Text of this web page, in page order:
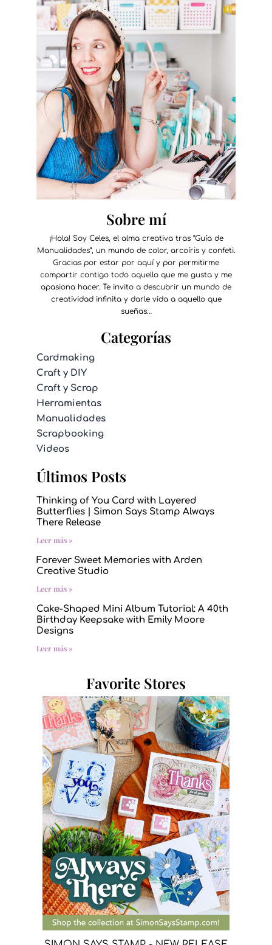
Sobre mí
¡Hola! Soy Celes, el alma creativa tras “Guía de
Manualidades”, un mundo de color, arcoíris y confeti.
Gracias por estar por aquí y por permitirme
compartir contigo todo aquello que me gusta y me
apasiona hacer. Te invito a descubrir un mundo de
creatividad infinita y darle vida a aquello que
sueñas…
Categorías
Cardmaking
Craft y DIY
Craft y Scrap
Herramientas
Manualidades
Scrapbooking
Videos
Últimos Posts
Thinking of You Card with Layered
Butterflies | Simon Says Stamp Always
There Release
Leer más »
Forever Sweet Memories with Arden
Creative Studio
Leer más »
Cake-Shaped Mini Album Tutorial: A 40th
Birthday Keepsake with Emily Moore
Designs
Leer más »
Favorite Stores